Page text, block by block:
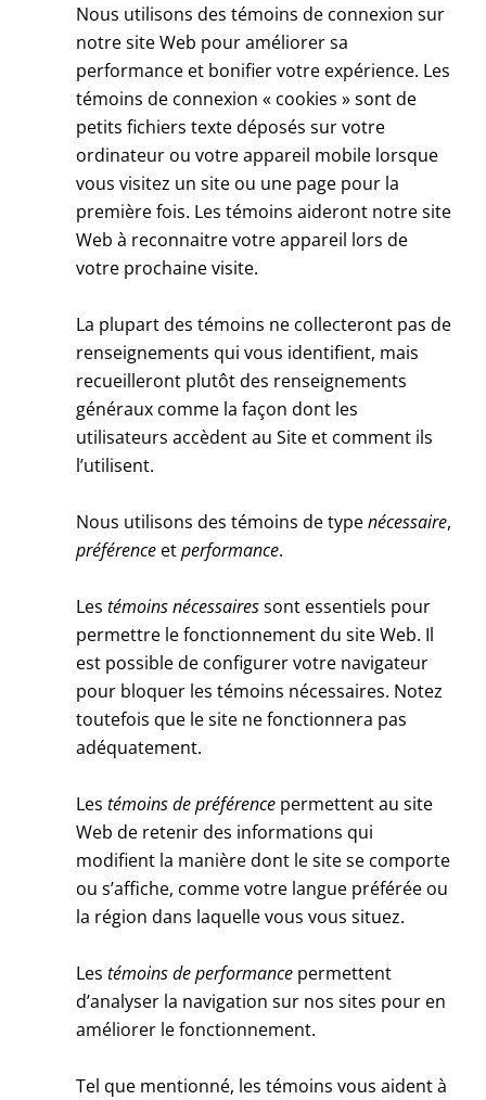
Nous utilisons des témoins de connexion sur
notre site Web pour améliorer sa
performance et bonifier votre expérience. Les
témoins de connexion « cookies » sont de
petits fichiers texte déposés sur votre
ordinateur ou votre appareil mobile lorsque
vous visitez un site ou une page pour la
première fois. Les témoins aideront notre site
Web à reconnaitre votre appareil lors de
votre prochaine visite.
La plupart des témoins ne collecteront pas de
renseignements qui vous identifient, mais
recueilleront plutôt des renseignements
généraux comme la façon dont les
utilisateurs accèdent au Site et comment ils
l’utilisent.
Nous utilisons des témoins de typenécessaire,
préférence etperformance.
Lestémoins nécessairessont essentiels pour
permettre le fonctionnement du site Web. Il
est possible de configurer votre navigateur
pour bloquer les témoins nécessaires. Notez
toutefois que le site ne fonctionnera pas
adéquatement.
Lestémoins de préférence permettent au site
Web de retenir des informations qui
modifient la manière dont le site se comporte
ou s’affiche, comme votre langue préférée ou
la région dans laquelle vous vous situez.
Lestémoins de performance permettent
d’analyser la navigation sur nos sites pour en
améliorer le fonctionnement.
Tel que mentionné, les témoins vous aident à